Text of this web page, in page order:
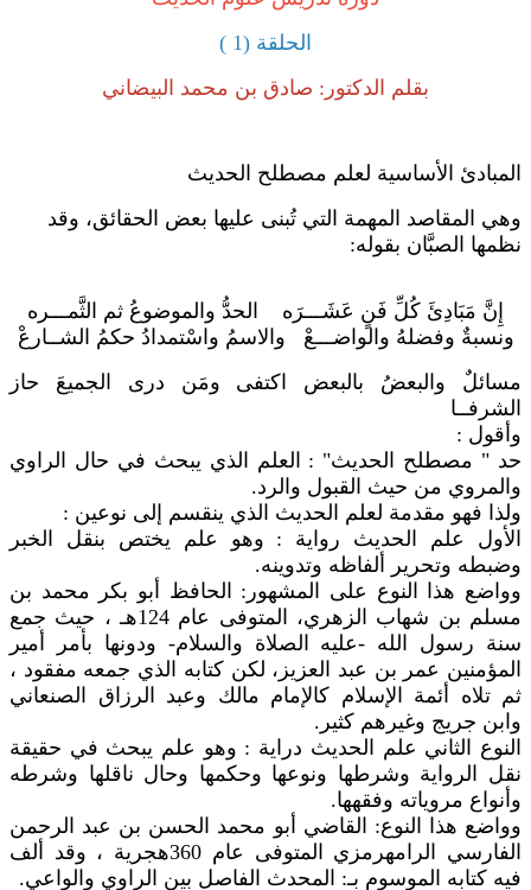
الحلقة (1 )
بقلم الدكتور: صادق بن محمد البيضاني
المبادئ الأساسية لعلم مصطلح الحديث
وهي المقاصد المهمة التي تُبنى عليها بعض الحقائق، وقد
نظمها الصبَّان بقوله:
إِنَّ مَبَادِئَ كُلِّ فَنٍ عَشَـــرَه الحدُّ والموضوعُ ثم الثَّمـــره
ونسبةٌ وفضلهُ والواضـــعْ والاسمُ واسْتمدادُ حكمُ الشــارعْ
مسائلٌ والبعضُ بالبعض اكتفى ومَن درى الجميعَ حاز
الشرفــا
وأقول :
حد " مصطلح الحديث" : العلم الذي يبحث في حال الراوي
والمروي من حيث القبول والرد.
ولذا فهو مقدمة لعلم الحديث الذي ينقسم إلى نوعين :
الأول علم الحديث رواية : وهو علم يختص بنقل الخبر
وضبطه وتحرير ألفاظه وتدوينه.
وواضع هذا النوع على المشهور: الحافظ أبو بكر محمد بن
مسلم بن شهاب الزهري، المتوفى عام 124هـ ، حيث جمع
سنة رسول الله -عليه الصلاة والسلام- ودونها بأمر أمير
المؤمنين عمر بن عبد العزيز، لكن كتابه الذي جمعه مفقود ،
ثم تلاه أئمة الإسلام كالإمام مالك وعبد الرزاق الصنعاني
وابن جريج وغيرهم كثير.
النوع الثاني علم الحديث دراية : وهو علم يبحث في حقيقة
نقل الرواية وشرطها ونوعها وحكمها وحال ناقلها وشرطه
وأنواع مروياته وفقهها.
وواضع هذا النوع: القاضي أبو محمد الحسن بن عبد الرحمن
الفارسي الرامهرمزي المتوفى عام 360هجرية ، وقد ألف
فيه كتابه الموسوم بـ: المحدث الفاصل بين الراوي والواعي.